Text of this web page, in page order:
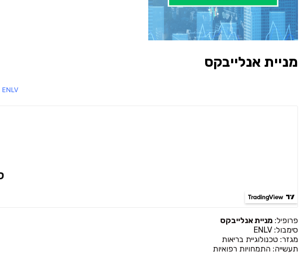
מניית אנלייבקס
‎‎ENLV‎ מחיר היום ‎
פרופיל: מניית אנלייבקס
סימבול: ENLV
מגזר: טכנולוגיית בריאות
תעשייה: התמחויות רפואיות